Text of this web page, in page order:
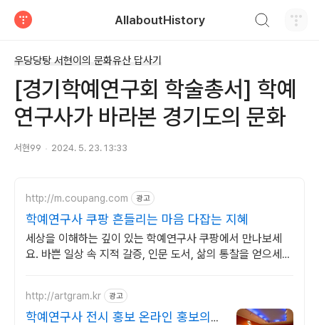
AllaboutHistory
우당당탕 서현이의 문화유산 답사기
[경기학예연구회 학술총서] 학예
연구사가 바라본 경기도의 문화
서현99 2024. 5. 23. 13:33
http://m.coupang.com 광고
학예연구사 쿠팡 흔들리는 마음 다잡는 지혜
세상을 이해하는 깊이 있는 학예연구사 쿠팡에서 만나보세
요. 바쁜 일상 속 지적 갈증, 인문 도서, 삶의 통찰을 얻으세
http://artgram.kr 광고
학예연구사 전시 홍보 온라인 홍보의